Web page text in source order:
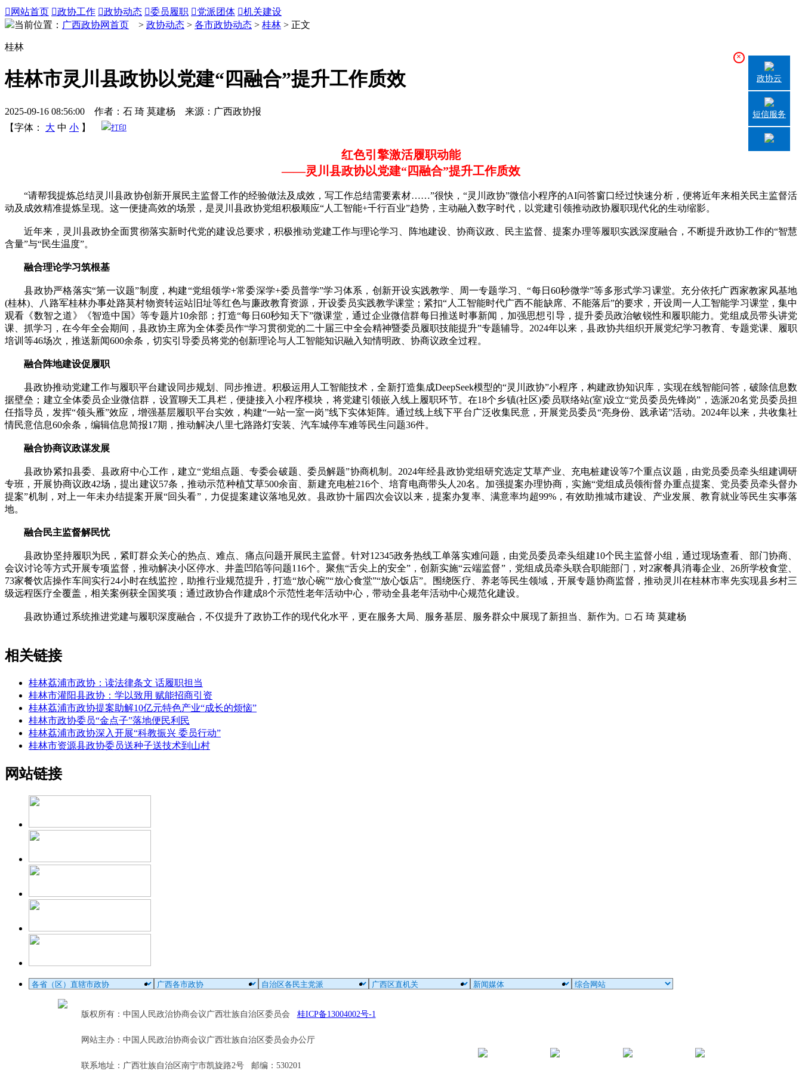
 网站首页 政协工作 政协动态 委员履职 党派团体 机关建设
当前位置： 广西政协网首页 > 政协动态 > 各市政协动态 > 桂林 > 正文
桂林
桂林市灵川县政协以党建“四融合”提升工作质效
2025-09-16 08:56:00 作者：石 琦 莫建杨 来源：广西政协报
【字体：
大 中 小 】 打印
红色引擎激活履职动能
——灵川县政协以党建“四融合”提升工作质效
“请帮我提炼总结灵川县政协创新开展民主监督工作的经验做法及成效，写工作总结需要素材……”很快，“灵川政协”微信小程序的AI问答窗口经过快速分析，便将近年来相关民主监督活
动及成效精准提炼呈现。这一便捷高效的场景，是灵川县政协党组积极顺应“人工智能+千行百业”趋势，主动融入数字时代，以党建引领推动政协履职现代化的生动缩影。
近年来，灵川县政协全面贯彻落实新时代党的建设总要求，积极推动党建工作与理论学习、阵地建设、协商议政、民主监督、提案办理等履职实践深度融合，不断提升政协工作的“智慧
含量”与“民生温度”。
融合理论学习筑根基
县政协严格落实“第一议题”制度，构建“党组领学+常委深学+委员普学”学习体系，创新开设实践教学、周一专题学习、“每日60秒微学”等多形式学习课堂。充分依托广西家教家风基地
(桂林)、八路军桂林办事处路莫村物资转运站旧址等红色与廉政教育资源，开设委员实践教学课堂；紧扣“人工智能时代广西不能缺席、不能落后”的要求，开设周一人工智能学习课堂，集中
观看《数智之道》《智造中国》等专题片10余部；打造“每日60秒知天下”微课堂，通过企业微信群每日推送时事新闻，加强思想引导，提升委员政治敏锐性和履职能力。党组成员带头讲党
课、抓学习，在今年全会期间，县政协主席为全体委员作“学习贯彻党的二十届三中全会精神暨委员履职技能提升”专题辅导。2024年以来，县政协共组织开展党纪学习教育、专题党课、履职
培训等46场次，推送新闻600余条，切实引导委员将党的创新理论与人工智能知识融入知情明政、协商议政全过程。
融合阵地建设促履职
县政协推动党建工作与履职平台建设同步规划、同步推进。积极运用人工智能技术，全新打造集成DeepSeek模型的“灵川政协”小程序，构建政协知识库，实现在线智能问答，破除信息数
据壁垒；建立全体委员企业微信群，设置聊天工具栏，便捷接入小程序模块，将党建引领嵌入线上履职环节。在18个乡镇(社区)委员联络站(室)设立“党员委员先锋岗”，选派20名党员委员担
任指导员，发挥“领头雁”效应，增强基层履职平台实效，构建“一站一室一岗”线下实体矩阵。通过线上线下平台广泛收集民意，开展党员委员“亮身份、践承诺”活动。2024年以来，共收集社
情民意信息60余条，编辑信息简报17期，推动解决八里七路路灯安装、汽车城停车难等民生问题36件。
融合协商议政谋发展
县政协紧扣县委、县政府中心工作，建立“党组点题、专委会破题、委员解题”协商机制。2024年经县政协党组研究选定艾草产业、充电桩建设等7个重点议题，由党员委员牵头组建调研
专班，开展协商议政42场，提出建议57条，推动示范种植艾草500余亩、新建充电桩216个、培育电商带头人20名。加强提案办理协商，实施“党组成员领衔督办重点提案、党员委员牵头督办
提案”机制，对上一年未办结提案开展“回头看”，力促提案建议落地见效。县政协十届四次会议以来，提案办复率、满意率均超99%，有效助推城市建设、产业发展、教育就业等民生实事落
地。
融合民主监督解民忧
县政协坚持履职为民，紧盯群众关心的热点、难点、痛点问题开展民主监督。针对12345政务热线工单落实难问题，由党员委员牵头组建10个民主监督小组，通过现场查看、部门协商、
会议讨论等方式开展专项监督，推动解决小区停水、井盖凹陷等问题116个。聚焦“舌尖上的安全”，创新实施“云端监督”，党组成员牵头联合职能部门，对2家餐具消毒企业、26所学校食堂、
73家餐饮店操作车间实行24小时在线监控，助推行业规范提升，打造“放心碗”“放心食堂”“放心饭店”。围绕医疗、养老等民生领域，开展专题协商监督，推动灵川在桂林市率先实现县乡村三
级远程医疗全覆盖，相关案例获全国奖项；通过政协合作建成8个示范性老年活动中心，带动全县老年活动中心规范化建设。
县政协通过系统推进党建与履职深度融合，不仅提升了政协工作的现代化水平，更在服务大局、服务基层、服务群众中展现了新担当、新作为。□ 石 琦 莫建杨
相关链接
桂林荔浦市政协：读法律条文 话履职担当
桂林市灌阳县政协：学以致用 赋能招商引资
桂林荔浦市政协提案助解10亿元特色产业“成长的烦恼”
桂林市政协委员“金点子”落地便民利民
桂林荔浦市政协深入开展“科教振兴 委员行动”
桂林市资源县政协委员送种子送技术到山村
网站链接
版权所有：中国人民政治协商会议广西壮族自治区委员会 桂ICP备13004002号-1
网站主办：中国人民政治协商会议广西壮族自治区委员会办公厅
联系地址：广西壮族自治区南宁市凯旋路2号 邮编：530201
×
政协云
短信服务